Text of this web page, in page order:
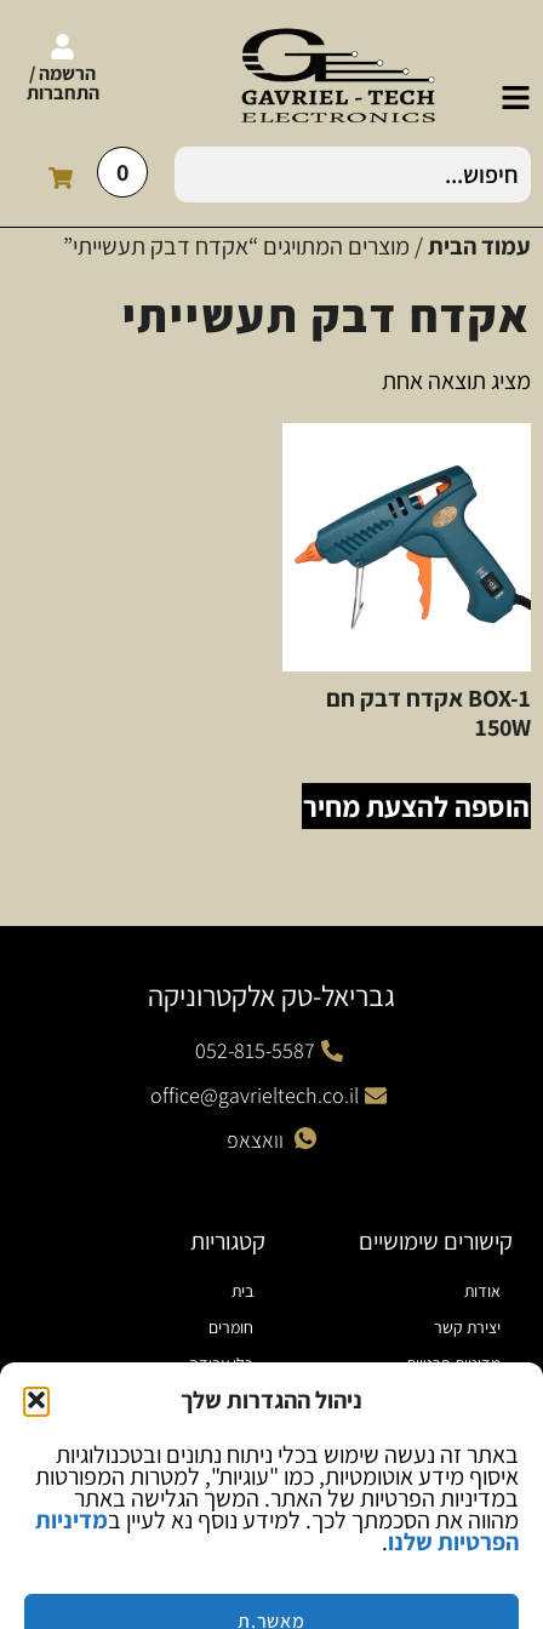
ניהול ההגדרות שלך
באתר זה נעשה שימוש בכלי ניתוח נתונים ובטכנולוגיות
איסוף מידע אוטומטיות, כמו "עוגיות", למטרות המפורטות
במדיניות הפרטיות של האתר. המשך הגלישה באתר
מהווה את הסכמתך לכך. למידע נוסף נא לעיין במדיניות
הפרטיות שלנו.
מאשר.ת
הרשמה /
התחברות
0
עמוד הבית/ מוצרים המתויגים “אקדח דבק תעשייתי”
אקדח דבק תעשייתי
מציג תוצאה אחת
BOX-1 אקדח דבק חם
150W
הוספה להצעת מחיר
גבריאל-טק אלקטרוניקה
052-815-5587
office@gavrieltech.co.il
וואצאפ
קישורים שימושיים
אודות
יצירת קשר
מדיניות פרטיות
בלוג
קטגוריות
בית
חומרים
כלי עבודה
מוצרי הלחמה
ספקי כח ומודדים
ציוד אופטי להגדלה
מותגים